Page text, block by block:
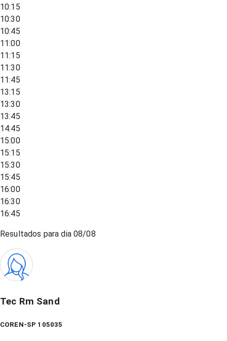
10:15
10:30
10:45
11:00
11:15
11:30
11:45
13:15
13:30
13:45
14:45
15:00
15:15
15:30
15:45
16:00
16:30
16:45
Resultados para dia08/08
Tec Rm Sand
COREN-SP 105035